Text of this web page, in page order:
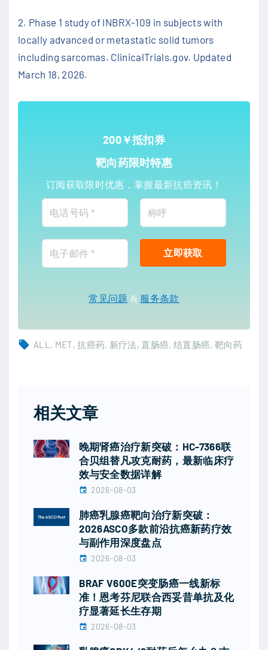
2. Phase 1 study of INBRX-109 in subjects with
locally advanced or metastatic solid tumors
including sarcomas. ClinicalTrials.gov. Updated
March 18, 2026.
200￥抵扣券
靶向药限时特惠
订阅获取限时优惠，掌握最新抗癌资讯！
常见问题 & 服务条款
ALL MET 抗癌药 新疗法 直肠癌 结直肠癌 靶向药
相关文章
晚期肾癌治疗新突破：HC-7366联
合贝组替凡攻克耐药，最新临床疗
效与安全数据详解
2026-08-03
肺癌乳腺癌靶向治疗新突破：
2026ASCO多款前沿抗癌新药疗效
与副作用深度盘点
2026-08-03
BRAF V600E突变肠癌一线新标
准！恩考芬尼联合西妥昔单抗及化
疗显著延长生存期
2026-08-03